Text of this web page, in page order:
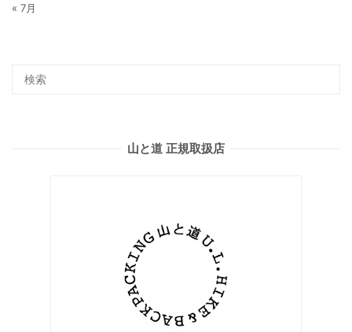
« 7月
山と道 正規取扱店